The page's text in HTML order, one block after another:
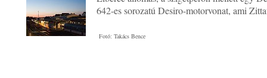
642-es sorozatú Desiro-motorvonat, ami
Fotó: Takács Bence